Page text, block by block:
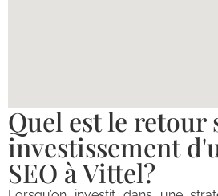
Quel est le retour
investissement
SEO à Vittel?